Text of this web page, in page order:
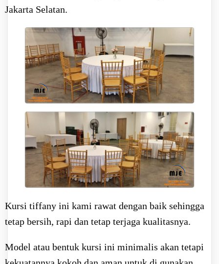
Jakarta Selatan.
Kursi tiffany ini kami rawat dengan baik sehingga
tetap bersih, rapi dan tetap terjaga kualitasnya.
Model atau bentuk kursi ini minimalis akan tetapi